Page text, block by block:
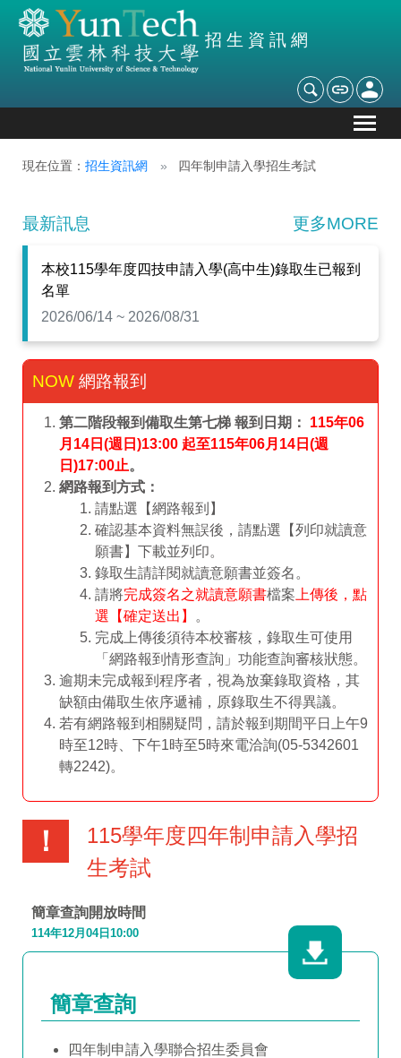
招生資訊網
現在位置： 招生資訊網 四年制申請入學招生考試
最新訊息 更多MORE
本校115學年度四技申請入學(高中生)錄取生已報到
名單
2026/06/14 ~ 2026/08/31
網路報到
第二階段報到備取生第七梯 報到日期：
115年06
月14日(週日)13:00 起至115年06月14日(週
日)17:00止。
網路報到方式：
請點選 【網路報到】
確認基本資料無誤後，請點選【列印就讀意
願書】下載並列印。
錄取生請詳閱就讀意願書並簽名。
請將完成簽名之就讀意願書檔案 上傳後，點
選【確定送出】
。
完成上傳後須待本校審核，錄取生可使用
「網路報到情形查詢」功能查詢審核狀態。
逾期未完成報到程序者，視為放棄錄取資格，其
缺額由備取生依序遞補，原錄取生不得異議。
若有網路報到相關疑問，請於報到期間平日上午9
時至12時、下午1時至5時來電洽詢(05-5342601
轉2242)。
！
115學年度四年制申請入學招
生考試
簡章查詢開放時間
114年12月04日10:00
簡章查詢
四年制申請入學聯合招生委員會